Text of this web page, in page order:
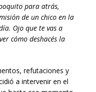
para atrás,
de un chico en la
Ojo que te vas a
cómo deshacés la
refutaciones y
a intervenir en el